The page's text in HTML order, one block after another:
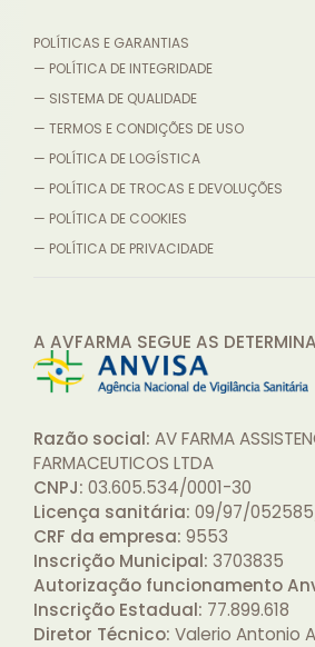
POLÍTICAS E GARANTIAS
— POLÍTICA DE INTEGRIDADE
— SISTEMA DE QUALIDADE
— TERMOS E CONDIÇÕES DE USO
— POLÍTICA DE LOGÍSTICA
— POLÍTICA DE TROCAS E DEVOLUÇÕES
— POLÍTICA DE COOKIES
— POLÍTICA DE PRIVACIDADE
A AVFARMA SEGUE AS
Razão social: AV FARMA
FARMACEUTICOS LTDA
CNPJ: 03.605.534/0001-30
Licença sanitária: 09/97/
CRF da empresa: 9553
Inscrição Municipal: 3703835
Autorização funcionamento
Inscrição Estadual: 77.899.618
Diretor Técnico: Valerio Antonio